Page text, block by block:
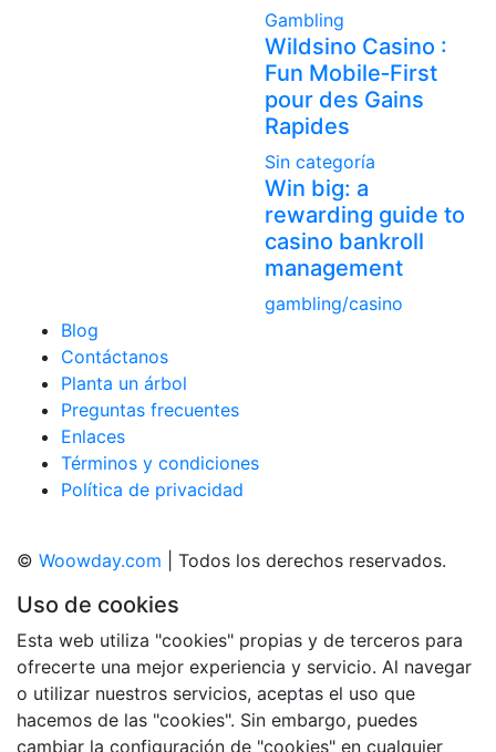
Gambling
Wildsino Casino :
Fun Mobile‑First
pour des Gains
Rapides
Sin categoría
Win big: a
rewarding guide to
casino bankroll
management
gambling/casino
Blog
Contáctanos
Planta un árbol
Preguntas frecuentes
Enlaces
Términos y condiciones
Política de privacidad
© Woowday.com | Todos los derechos reservados.
Uso de cookies
Esta web utiliza "cookies" propias y de terceros para
ofrecerte una mejor experiencia y servicio. Al navegar
o utilizar nuestros servicios, aceptas el uso que
hacemos de las "cookies". Sin embargo, puedes
cambiar la configuración de "cookies" en cualquier